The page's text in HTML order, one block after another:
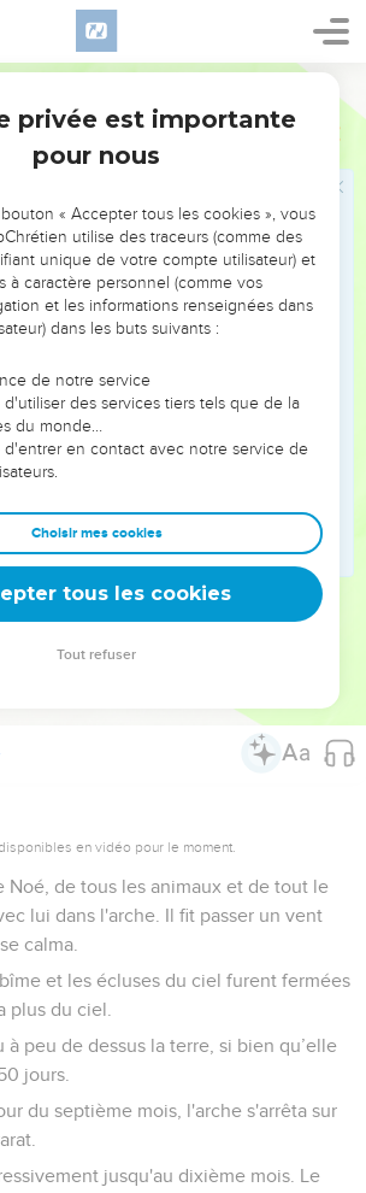
Puis l'Eternel ferma la porte sur lui.
terre pendant 40 jours. L’eau grossit et
beaucoup sur la terre, et l'arche
l'eau.
sous le ciel tout entier furent
mètres et demi au-dessus des
qu’elles furent recouvertes.
tout ce qui pullulait sur la terre et tous
un souffle de vie dans ses narines et qui
ferme mourut.
tous les êtres qui étaient à la surface du
jusqu'au bétail, aux reptiles et aux
de la terre. Il ne resta que Noé
lui dans l'arche.
en vidéo pour le moment.
Noé, de tous les animaux et de tout le
lui dans l'arche. Il fit passer un vent
calma.
et les écluses du ciel furent fermées
plus du ciel.
à peu de dessus la terre, si bien qu’elle
jours.
du septième mois, l'arche s'arrêta sur
jusqu'au dixième mois. Le
privée est importante
pour nous
« Accepter tous les cookies », vous
utilise des traceurs (comme des
unique de votre compte utilisateur) et
à caractère personnel (comme vos
et les informations renseignées dans
dans les buts suivants :
de notre service
des services tiers tels que de la
du monde…
d'entrer en contact avec notre service de
Choisir mes cookies
tous les cookies
Tout refuser